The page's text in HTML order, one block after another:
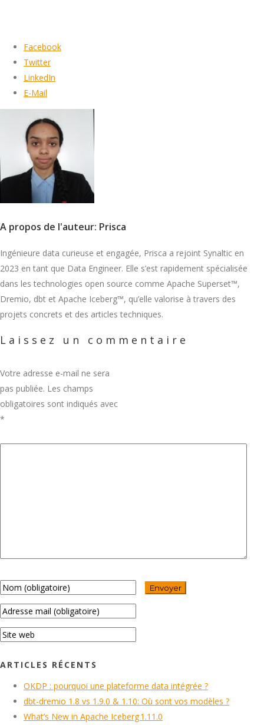
Facebook
Twitter
LinkedIn
E-Mail
A propos de l'auteur: Prisca
Ingénieure data curieuse et engagée, Prisca a rejoint Synaltic en
2023 en tant que Data Engineer. Elle s’est rapidement spécialisée
dans les technologies open source comme Apache Superset™,
Dremio, dbt et Apache Iceberg™, qu’elle valorise à travers des
projets concrets et des articles techniques.
Laissez un commentaire
Votre adresse e-mail ne sera
pas publiée. Les champs
obligatoires sont indiqués avec
*
ARTICLES RÉCENTS
OKDP : pourquoi une plateforme data intégrée ?
dbt-dremio 1.8 vs 1.9.0 & 1.10: Où sont vos modèles ?
What’s New in Apache Iceberg 1.11.0